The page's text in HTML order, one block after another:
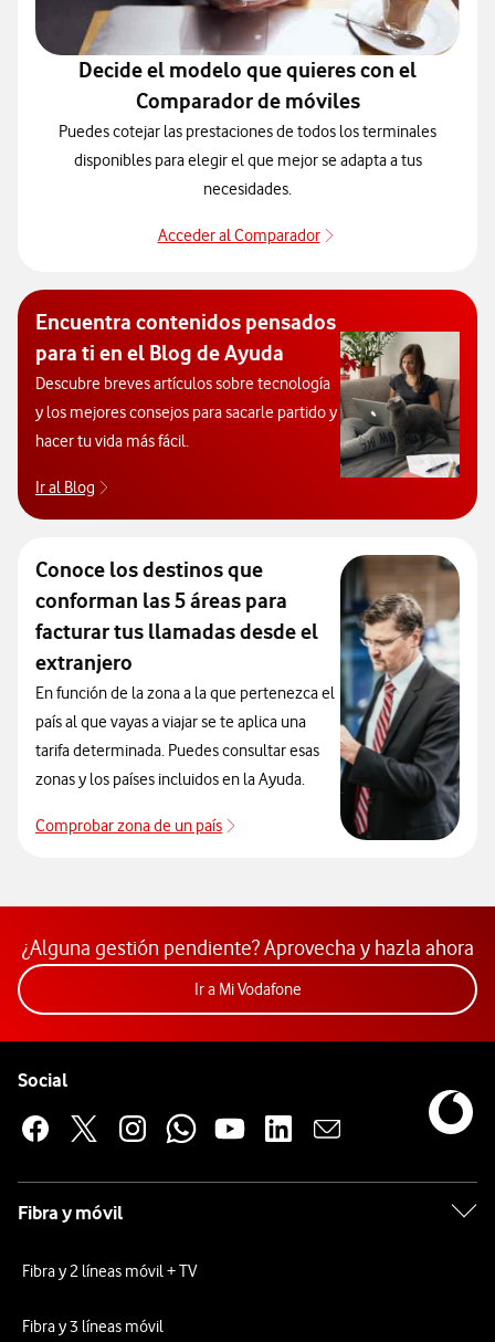
Decide el modelo que quieres con el
Comparador de móviles
Puedes cotejar las prestaciones de todos los terminales
disponibles para elegir el que mejor se adapta a tus
necesidades.
Acceder al Comparador
Encuentra contenidos pensados
para ti en el Blog de Ayuda
Descubre breves artículos sobre tecnología
y los mejores consejos para sacarle partido y
hacer tu vida más fácil.
Ir al Blog
Conoce los destinos que
conforman las 5 áreas para
facturar tus llamadas desde el
extranjero
En función de la zona a la que pertenezca el
país al que vayas a viajar se te aplica una
tarifa determinada. Puedes consultar esas
zonas y los países incluidos en la Ayuda.
Comprobar zona de un país
Que países incluye cada zona de
¿Alguna gestión pendiente? Aprovecha y hazla ahora
Ir a Mi VodafoneAcceder a la app Mi
Social
Fibra y móvil
Fibra y 2 líneas móvil + TV
Fibra y 3 líneas móvil